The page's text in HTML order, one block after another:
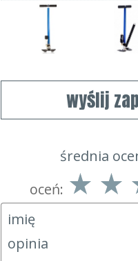
wyślij
średnia
oceń: